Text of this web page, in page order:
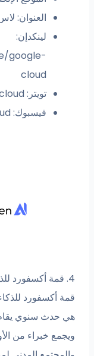
العنوان:
لينكدإن:
google-
cloud
تويتر: twitter.com/googlecloud
فيسبوك: www.facebook.com/googlecloud
4. قمة أكسفورد للذكاء الاصطناعي التوليدي 2024
هي حدث سنوي
ويجمع خبراء من